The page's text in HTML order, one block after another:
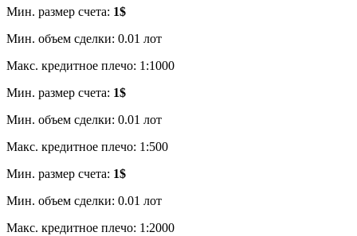
Мин. размер счета: 1$
Мин. объем сделки: 0.01 лот
Макс. кредитное плечо: 1:1000
Мин. размер счета: 1$
Мин. объем сделки: 0.01 лот
Макс. кредитное плечо: 1:500
Мин. размер счета: 1$
Мин. объем сделки: 0.01 лот
Макс. кредитное плечо: 1:2000